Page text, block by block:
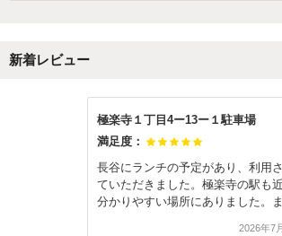
新着レビュー
極楽寺１丁目4ー13ー１駐車場
満足度：
長谷にランチの予定があり、利用
ていただきました。極楽寺の駅も近
分かりやすい場所にありました。
2026年7